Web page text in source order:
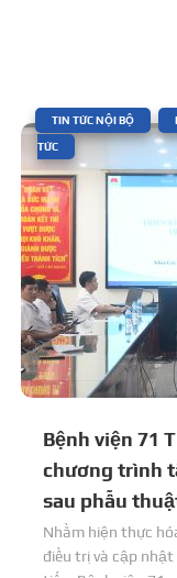
Bệnh viện 71
chương trình
sau phẫu
phác đồ đa
TIN TỨC NỘI BỘ
TỨC
Nhằm hiện thực
điều trị và cập